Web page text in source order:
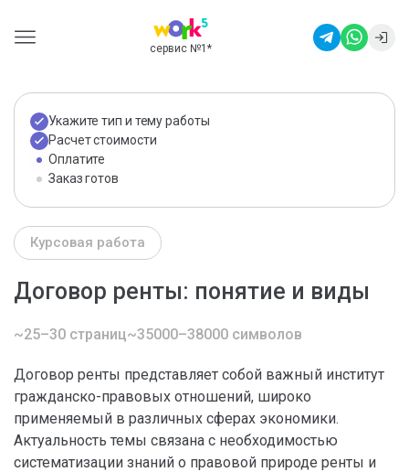
сервис №1 *
Укажите тип и тему работы
Расчет стоимости
Оплатите
Заказ готов
Курсовая работа
Договор ренты: понятие и виды
~25–30 страниц~35000–38000 символов
Договор ренты представляет собой важный институт
гражданско-правовых отношений, широко
применяемый в различных сферах экономики.
Актуальность темы связана с необходимостью
систематизации знаний о правовой природе ренты и